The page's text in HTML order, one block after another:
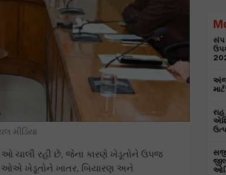
મીડિયા
ચાલી રહી છે, જેના કારણે ખેડૂતોને ઉપજ
ખેડૂતોને ખાતર, બિયારણ અને
સંપ